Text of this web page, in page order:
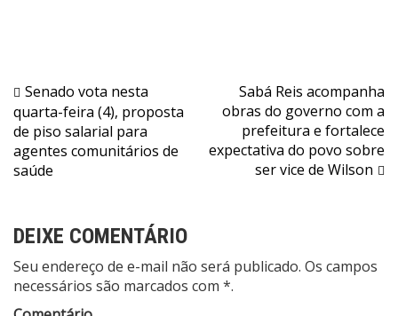
Navegação
de
Post
Senado vota nesta
quarta-feira (4), proposta
de piso salarial para
agentes comunitários de
saúde
Sabá Reis acompanha
obras do governo com a
prefeitura e fortalece
expectativa do povo sobre
ser vice de Wilson
DEIXE COMENTÁRIO
Seu endereço de e-mail não será publicado. Os campos
necessários são marcados com *.